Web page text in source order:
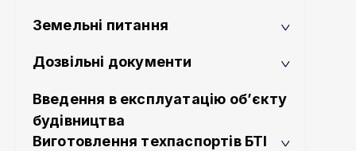
Земельні питання
Дозвільні документи
Введення в експлуатацію об’єкту
будівництва
Виготовлення техпаспортів БТІ